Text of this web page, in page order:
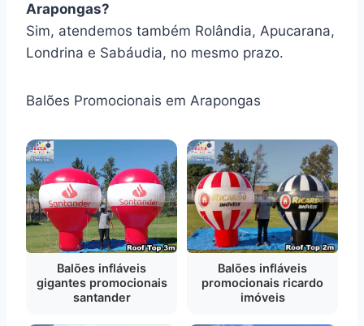
Arapongas?
Sim, atendemos também Rolândia, Apucarana,
Londrina e Sabáudia, no mesmo prazo.
Balões Promocionais em Arapongas
Balões infláveis
gigantes promocionais
santander
Balões infláveis
promocionais ricardo
imóveis